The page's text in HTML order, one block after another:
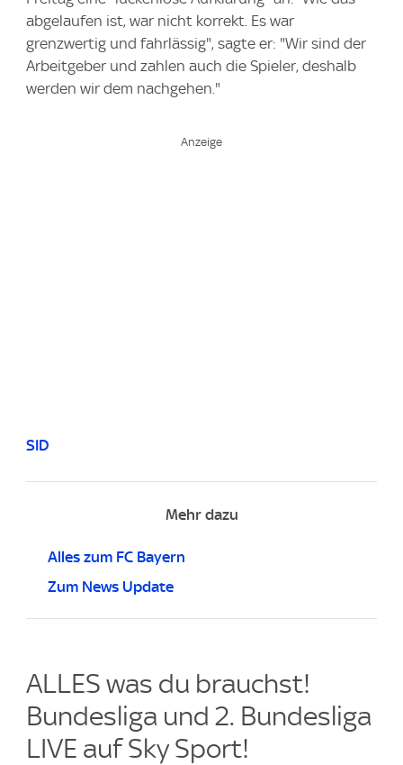
abgelaufen ist, war nicht korrekt. Es war
grenzwertig und fahrlässig", sagte er: "Wir sind der
Arbeitgeber und zahlen auch die Spieler, deshalb
werden wir dem nachgehen."
SID
Mehr dazu
Alles zum FC Bayern
Zum News Update
ALLES was du brauchst!
Bundesliga und 2. Bundesliga
LIVE auf Sky Sport!​